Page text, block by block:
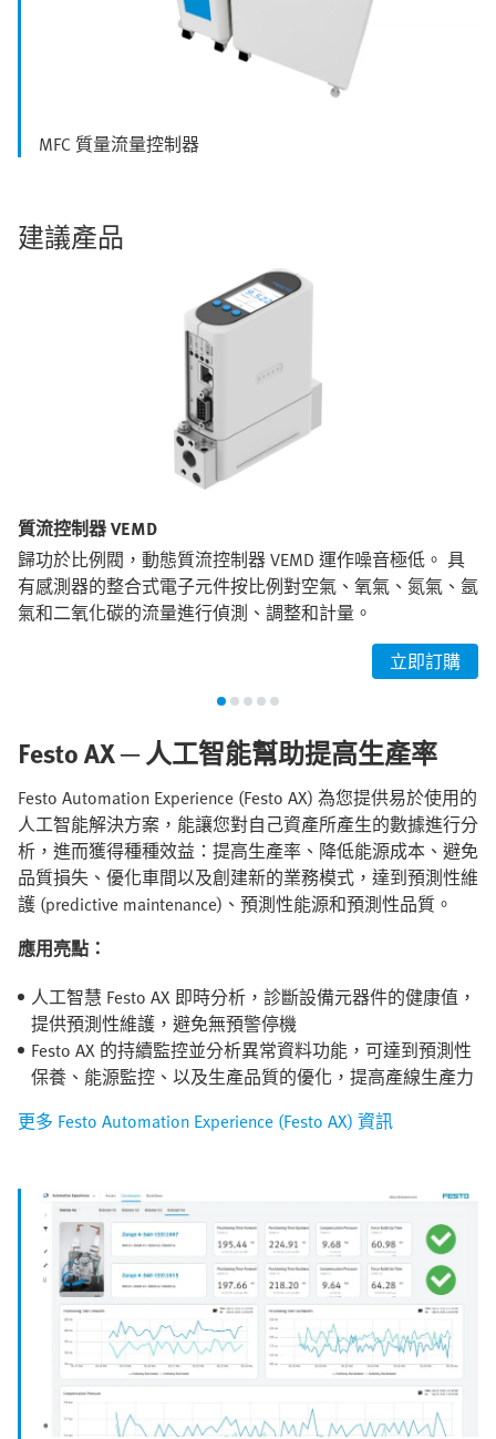
MFC 質量流量控制器
建議產品
質流控制器 VEMD
歸功於比例閥，動態質流控制器 VEMD 運作噪音極低。 具
有感測器的整合式電子元件按比例對空氣、氧氣、氮氣、氬
氣和二氧化碳的流量進行偵測、調整和計量。
立即訂購
Festo AX─ 人工智能幫助提高生產率
Festo Automation Experience (Festo AX) 為您提供易於使用的
人工智能解決方案，能讓您對自己資產所產生的數據進行分
析，進而獲得種種效益：提高生產率、降低能源成本、避免
品質損失、優化車間以及創建新的業務模式，達到預測性維
護 (predictive maintenance)、預測性能源和預測性品質。
應用亮點：
人工智慧 Festo AX 即時分析，診斷設備元器件的健康值，
提供預測性維護，避免無預警停機
Festo AX 的持續監控並分析異常資料功能，可達到預測性
保養、能源監控、以及生產品質的優化，提高產線生產力
更多 Festo Automation Experience (Festo AX) 資訊